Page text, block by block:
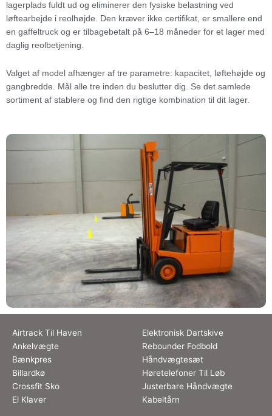
lagerplads fuldt ud og eliminerer den fysiske belastning ved
løftearbejde i reolhøjde. Den kræver ikke certifikat, er smallere end
en gaffeltruck og er tilbagebetalt på 6–18 måneder for et lager med
daglig reolbetjening.
Valget af model afhænger af tre parametre: kapacitet, løftehøjde og
gangbredde. Mål alle tre inden du beslutter dig. Se det samlede
sortiment af stablere og find den rigtige kombination til dit lager.
Airtrack Til Haven
Ankelvægte
Bænkpres
Billardkø
Crossfit Sko
El Klaver
Elektronisk Dartskive
Rebounder Fodbold
Håndvægtesæt
Høretelefoner Til Løb
Justerbare Håndvægte
Kabeltårn